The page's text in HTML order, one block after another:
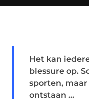
Het kan
blessure op.
sporten,
ontstaan ...